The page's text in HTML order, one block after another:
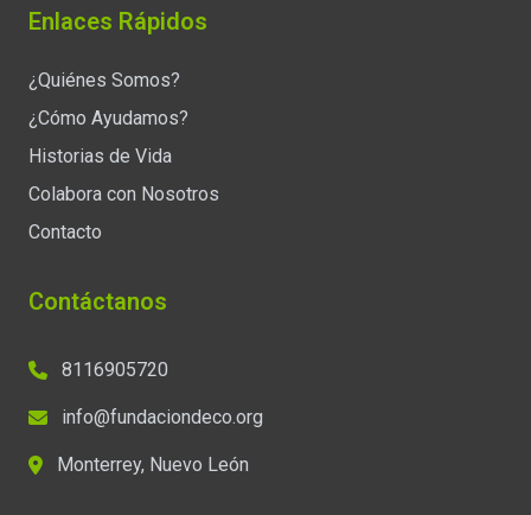
Enlaces Rápidos
¿Quiénes Somos?
¿Cómo Ayudamos?
Historias de Vida
Colabora con Nosotros
Contacto
Contáctanos
8116905720
info@fundaciondeco.org
Monterrey, Nuevo León